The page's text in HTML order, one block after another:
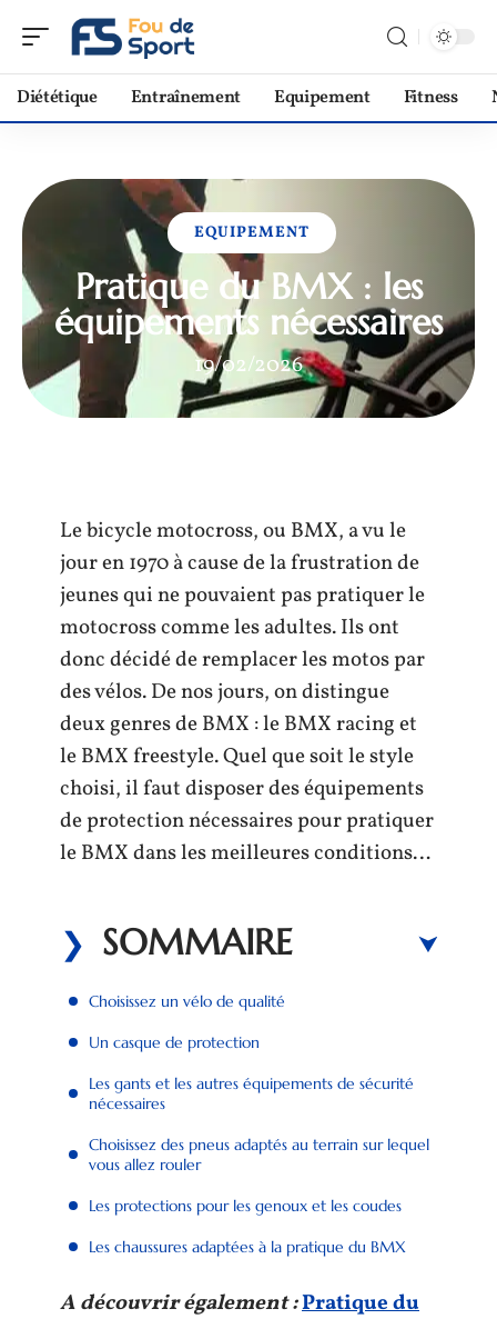
Diététique Entraînement Equipement Fitness
EQUIPEMENT
Pratique du BMX : les
équipements nécessaires
19/02/2026
Le bicycle motocross, ou BMX, a vu le
jour en 1970 à cause de la frustration de
jeunes qui ne pouvaient pas pratiquer le
motocross comme les adultes. Ils ont
donc décidé de remplacer les motos par
des vélos. De nos jours, on distingue
deux genres de BMX : le BMX racing et
le BMX freestyle. Quel que soit le style
choisi, il faut disposer des équipements
de protection nécessaires pour pratiquer
le BMX dans les meilleures conditions…
SOMMAIRE
Choisissez un vélo de qualité
Un casque de protection
Les gants et les autres équipements de sécurité
nécessaires
Choisissez des pneus adaptés au terrain sur lequel
vous allez rouler
Les protections pour les genoux et les coudes
Les chaussures adaptées à la pratique du BMX
A découvrir également :Pratique du